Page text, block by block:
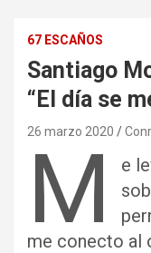
67 ESCAÑOS
Santiago
“El día se
26 marzo 2020
M
e
me conecto al